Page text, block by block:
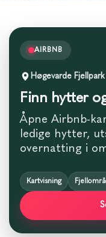
AIRBNB
Høgevarde Fjellpark
Finn hytter
Åpne Airbnb-
ledige hytter,
overnatting i
Kartvisning